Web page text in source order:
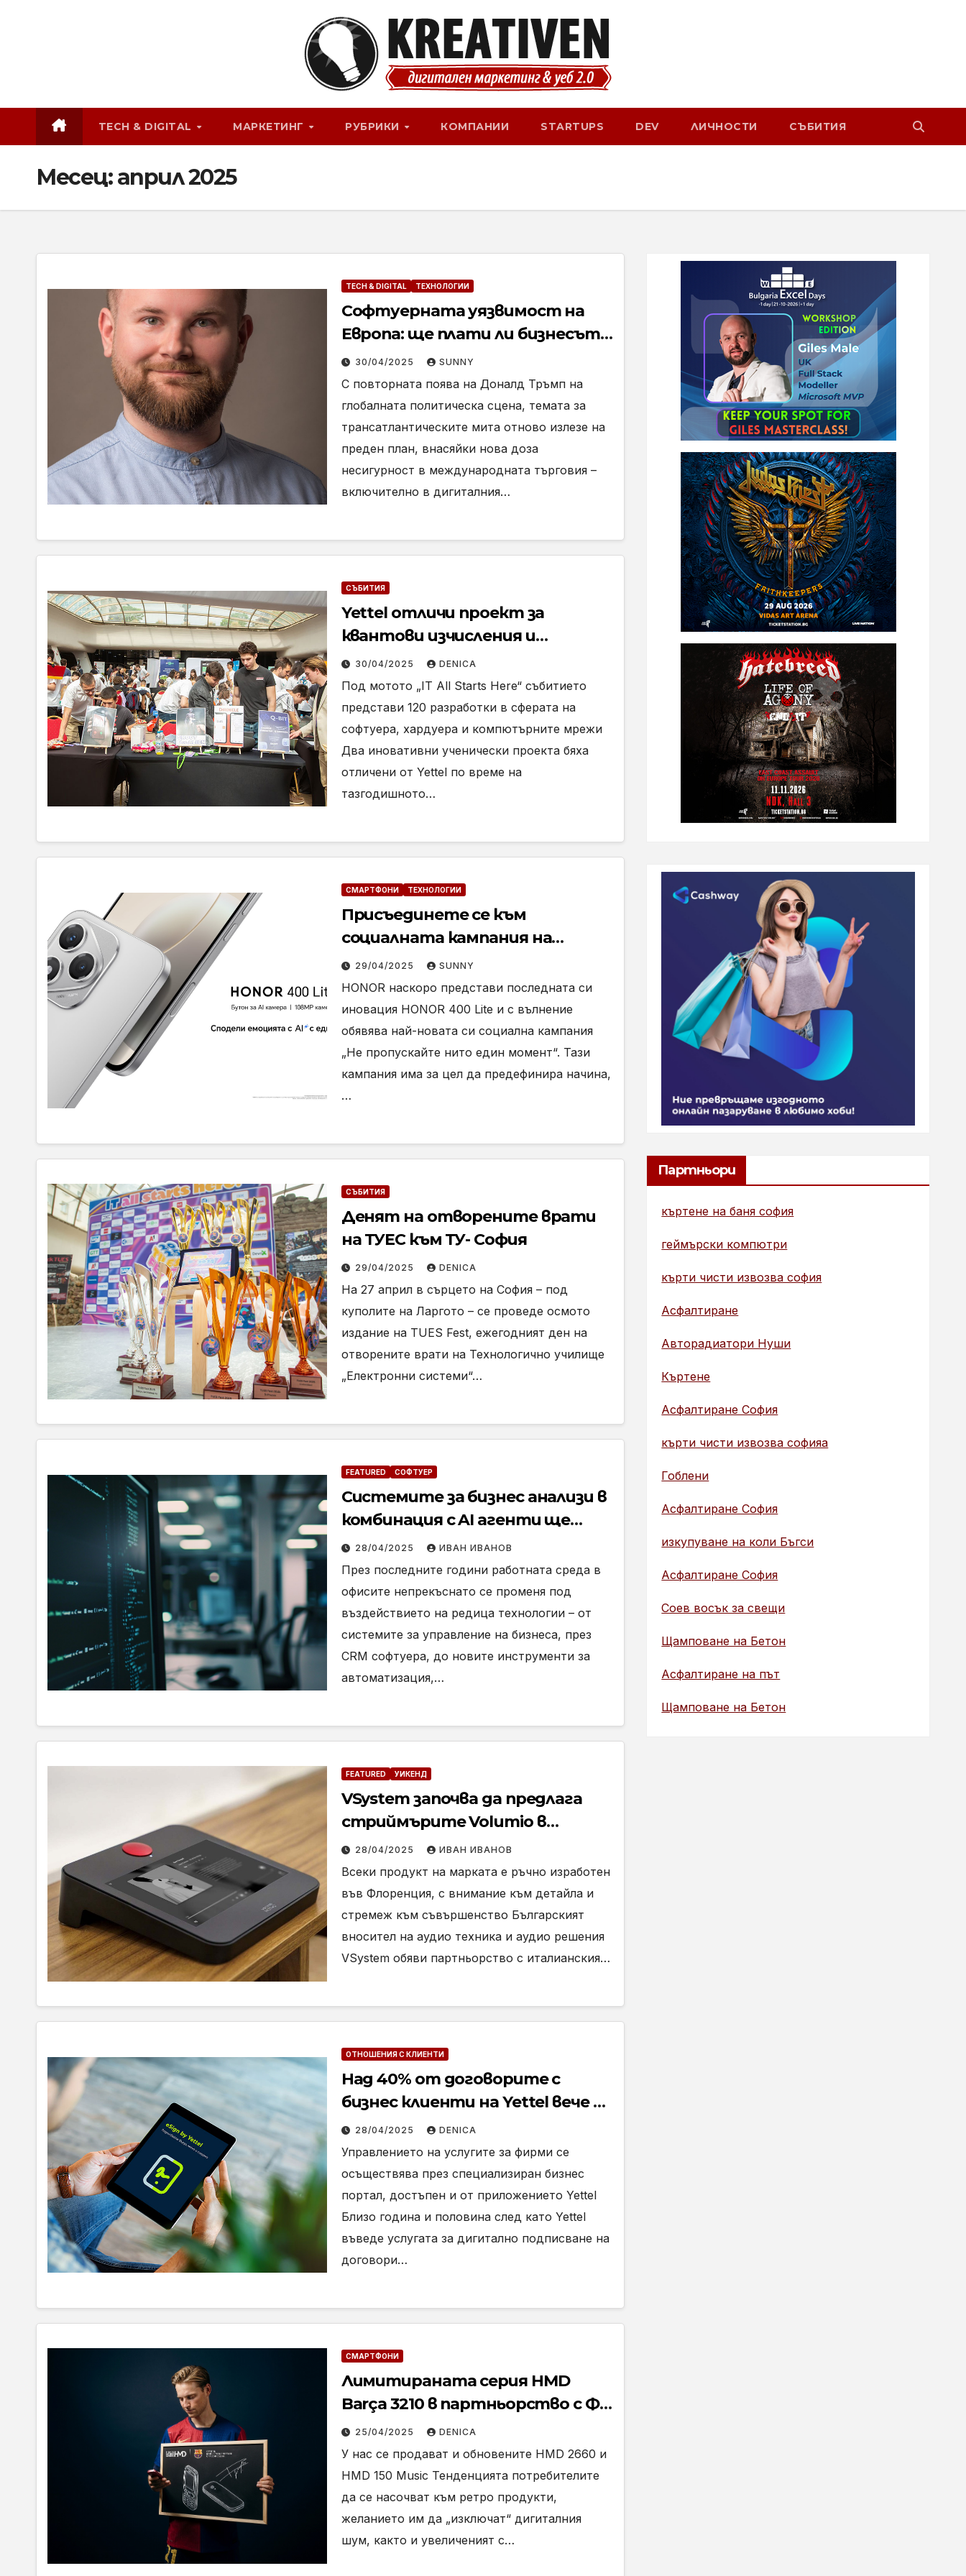
TECH & DIGITAL МАРКЕТИНГ РУБРИКИ КОМПАНИИ STARTUPS DEV ЛИЧНОСТИ СЪБИТИЯ
Месец:април 2025
TECH & DIGITAL ТЕХНОЛОГИИ
Софтуерната уязвимост на
Европа: ще плати ли бизнесът
цената на търговските войни?
30/04/2025 SUNNY
С повторната поява на Доналд Тръмп на
глобалната политическа сцена, темата за
трансатлантическите мита отново излезе на
преден план, внасяйки нова доза
несигурност в международната търговия –
включително в дигиталния…
СЪБИТИЯ
Yettel отличи проект за
квантови изчисления и
платформа за стартъпи на
TUES Fest 2025
30/04/2025 DENICA
Под мотото „IT All Starts Here“ събитието
представи 120 разработки в сферата на
софтуера, хардуера и компютърните мрежи
Два иновативни ученически проекта бяха
отличени от Yettel по време на
тазгодишното…
СМАРТФОНИ ТЕХНОЛОГИИ
Присъединете се към
социалната кампания на
HONOR
29/04/2025 SUNNY
HONOR наскоро представи последната си
иновация HONOR 400 Lite и с вълнение
обявява най-новата си социална кампания
„Не пропускайте нито един момент“. Тази
кампания има за цел да предефинира начина,
…
СЪБИТИЯ
Денят на отворените врати
на ТУЕС към ТУ- София
29/04/2025 DENICA
На 27 април в сърцето на София – под
куполите на Ларгото – се проведе осмото
издание на TUES Fest, ежегодният ден на
отворените врати на Технологично училище
„Електронни системи“…
FEATURED СОФТУЕР
Системите за бизнес анализи в
комбинация с AI агенти ще
предизвикат най-голямата
промяна в съвременната
работна среда
28/04/2025 ИВАН ИВАНОВ
През последните години работната среда в
офисите непрекъснато се променя под
въздействието на редица технологии – от
системите за управление на бизнеса, през
CRM софтуера, до новите инструменти за
автоматизация,…
FEATURED УИКЕНД
VSystem започва да предлага
стриймърите Volumio в
България и Румъния
28/04/2025 ИВАН ИВАНОВ
Всеки продукт на марката е ръчно изработен
във Флоренция, с внимание към детайла и
стремеж към съвършенство Българският
вносител на аудио техника и аудио решения
VSystem обяви партньорство с италианския…
ОТНОШЕНИЯ С КЛИЕНТИ
Над 40% от договорите с
бизнес клиенти на Yettel вече се
сключват изцяло дигитално
28/04/2025 DENICA
Управлението на услугите за фирми се
осъществява през специализиран бизнес
портал, достъпен и от приложението Yettel
Близо година и половина след като Yettel
въведе услугата за дигитално подписване на
договори…
СМАРТФОНИ
Лимитираната серия HMD
Barça 3210 в партньорство с ФК
Барселона вече е в България
25/04/2025 DENICA
У нас се продават и обновените HMD 2660 и
HMD 150 Music Тенденцията потребителите
да се насочват към ретро продукти,
желанието им да „изключат“ дигиталния
шум, както и увеличеният с…
Партньори
къртене на баня софия
геймърски компютри
кърти чисти извозва софия
Асфалтиране
Авторадиатори Нуши
Къртене
Асфалтиране София
кърти чисти извозва софияа
Гоблени
Асфалтиране София
изкупуване на коли Бъгси
Асфалтиране София
Соев восък за свещи
Щамповане на Бетон
Асфалтиране на път
Щамповане на Бетон